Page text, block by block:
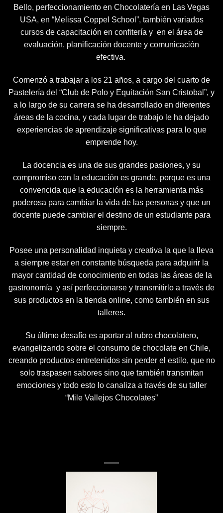
Bello, perfeccionamiento en Chocolatería en Las Vegas
USA, en “Melissa Coppel School”, también variados
cursos de capacitación en confitería y en el área de
evaluación, planificación docente y comunicación
efectiva.
Comenzó a trabajar a los 21 años, a cargo del cuarto de
Pastelería del “Club de Polo y Equitación San Cristobal”, y
a lo largo de su carrera se ha desarrollado en diferentes
áreas de la cocina, y cada lugar de trabajo le ha dejado
experiencias de aprendizaje significativas para lo que
emprende hoy.
La docencia es una de sus grandes pasiones, y su
compromiso con la educación es grande, porque es una
convencida que la educación es la herramienta más
poderosa para cambiar la vida de las personas y que un
docente puede cambiar el destino de un estudiante para
siempre.
Posee una personalidad inquieta y creativa la que la lleva
a siempre estar en constante búsqueda para adquirir la
mayor cantidad de conocimiento en todas las áreas de la
gastronomía y así perfeccionarse y transmitirlo a través de
sus productos en la tienda online, como también en sus
talleres.
Su último desafío es aportar al rubro chocolatero,
evangelizando sobre el consumo de chocolate en Chile,
creando productos entretenidos sin perder el estilo, que no
solo traspasen sabores sino que también transmitan
emociones y todo esto lo canaliza a través de su taller
“Mile Vallejos Chocolates”